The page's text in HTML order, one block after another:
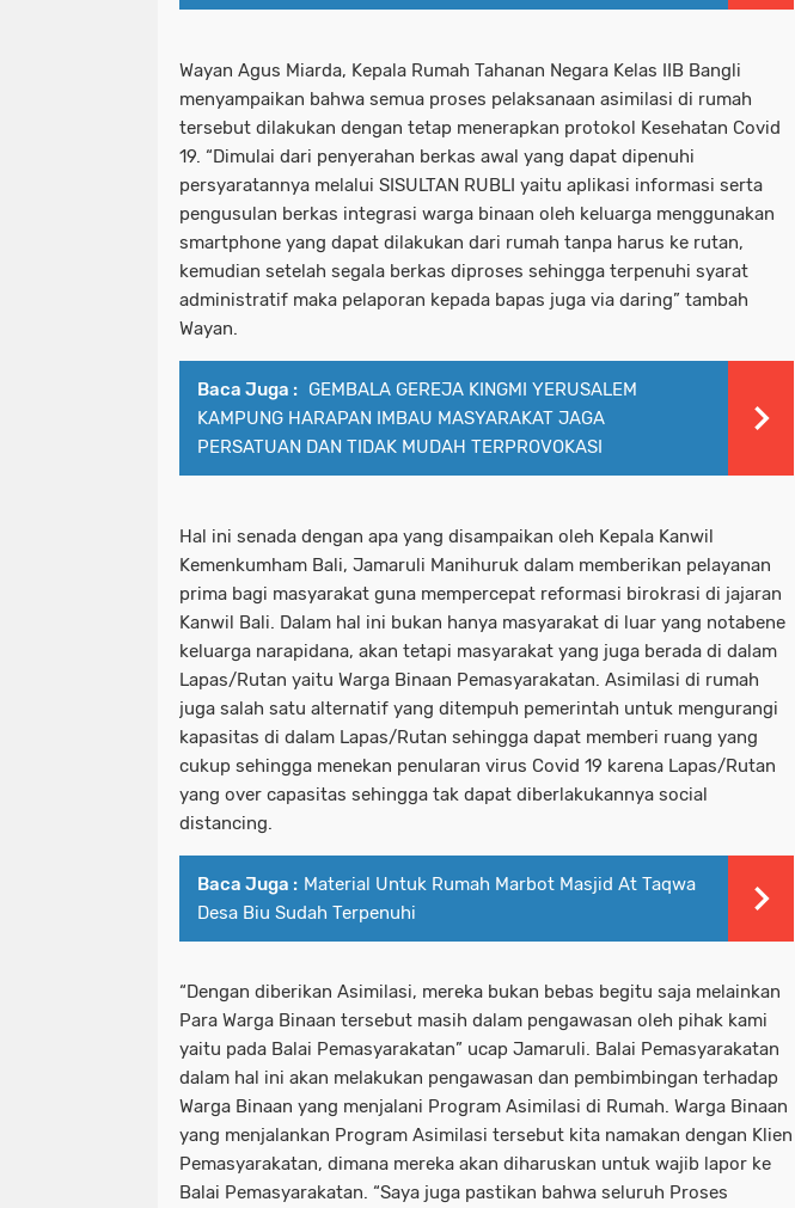
Wayan Agus Miarda, Kepala Rumah Tahanan Negara Kelas IIB Bangli
menyampaikan bahwa semua proses pelaksanaan asimilasi di rumah
tersebut dilakukan dengan tetap menerapkan protokol Kesehatan Covid
19. “Dimulai dari penyerahan berkas awal yang dapat dipenuhi
persyaratannya melalui SISULTAN RUBLI yaitu aplikasi informasi serta
pengusulan berkas integrasi warga binaan oleh keluarga menggunakan
smartphone yang dapat dilakukan dari rumah tanpa harus ke rutan,
kemudian setelah segala berkas diproses sehingga terpenuhi syarat
administratif maka pelaporan kepada bapas juga via daring” tambah
Wayan.
Baca Juga : GEMBALA GEREJA KINGMI YERUSALEM
KAMPUNG HARAPAN IMBAU MASYARAKAT JAGA
PERSATUAN DAN TIDAK MUDAH TERPROVOKASI
Hal ini senada dengan apa yang disampaikan oleh Kepala Kanwil
Kemenkumham Bali, Jamaruli Manihuruk dalam memberikan pelayanan
prima bagi masyarakat guna mempercepat reformasi birokrasi di jajaran
Kanwil Bali. Dalam hal ini bukan hanya masyarakat di luar yang notabene
keluarga narapidana, akan tetapi masyarakat yang juga berada di dalam
Lapas/Rutan yaitu Warga Binaan Pemasyarakatan. Asimilasi di rumah
juga salah satu alternatif yang ditempuh pemerintah untuk mengurangi
kapasitas di dalam Lapas/Rutan sehingga dapat memberi ruang yang
cukup sehingga menekan penularan virus Covid 19 karena Lapas/Rutan
yang over capasitas sehingga tak dapat diberlakukannya social
distancing.
Baca Juga : Material Untuk Rumah Marbot Masjid At Taqwa
Desa Biu Sudah Terpenuhi
“Dengan diberikan Asimilasi, mereka bukan bebas begitu saja melainkan
Para Warga Binaan tersebut masih dalam pengawasan oleh pihak kami
yaitu pada Balai Pemasyarakatan” ucap Jamaruli. Balai Pemasyarakatan
dalam hal ini akan melakukan pengawasan dan pembimbingan terhadap
Warga Binaan yang menjalani Program Asimilasi di Rumah. Warga Binaan
yang menjalankan Program Asimilasi tersebut kita namakan dengan Klien
Pemasyarakatan, dimana mereka akan diharuskan untuk wajib lapor ke
Balai Pemasyarakatan. “Saya juga pastikan bahwa seluruh Proses